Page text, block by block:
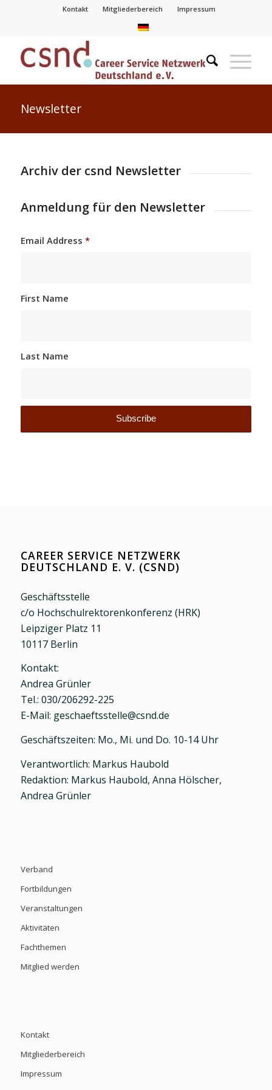
Kontakt Mitgliederbereich Impressum
Newsletter
Archiv der csnd Newsletter
Anmeldung für den Newsletter
Email Address *
First Name
Last Name
CAREER SERVICE NETZWERK
DEUTSCHLAND E. V. (CSND)
Geschäftsstelle
c/o Hochschulrektorenkonferenz (HRK)
Leipziger Platz 11
10117 Berlin
Kontakt:
Andrea Grünler
Tel.: 030/206292-225
E-Mail: geschaeftsstelle@csnd.de
Geschäftszeiten: Mo., Mi. und Do. 10-14 Uhr
Verantwortlich: Markus Haubold
Redaktion: Markus Haubold, Anna Hölscher,
Andrea Grünler
Verband
Fortbildungen
Veranstaltungen
Aktivitäten
Fachthemen
Mitglied werden
Kontakt
Mitgliederbereich
Impressum